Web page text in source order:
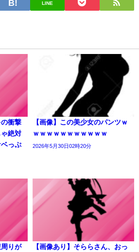
LINE
の衝撃
絶対
っぷ
【画像】この美少女のパンツｗ
ｗｗｗｗｗｗｗｗｗｗｗ
2026年5月30日02時20分
周りが
【画像あり】そららさん、おっ